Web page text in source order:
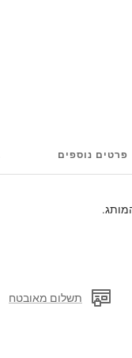
פרטים נוספים
תשלום מאובטח